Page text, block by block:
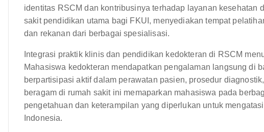
identitas RSCM dan kontribusinya terhadap layanan kesehatan
sakit pendidikan utama bagi FKUI, menyediakan tempat
dan rekanan dari berbagai spesialisasi.
Integrasi praktik klinis dan pendidikan kedokteran di RSCM
Mahasiswa kedokteran mendapatkan pengalaman langsung di
berpartisipasi aktif dalam perawatan pasien, prosedur
beragam di rumah sakit ini memaparkan mahasiswa pada
pengetahuan dan keterampilan yang diperlukan untuk
Indonesia.